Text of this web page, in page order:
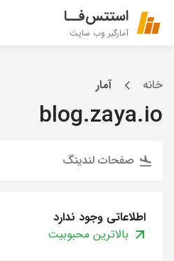
استتس‌فــا
آمارگیر وب سایت
خانه آمار
blog.zaya.io
صفحات لندینگ
اطلاعاتی وجود ندارد
بالاترین محبوبیت